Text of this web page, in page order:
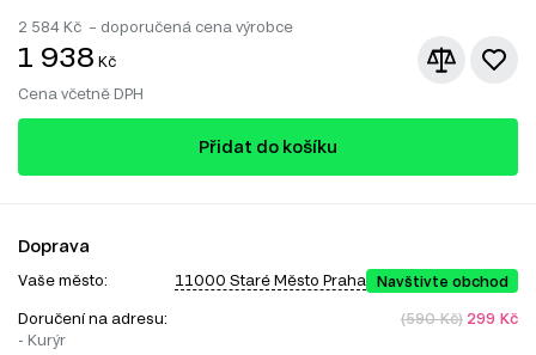
2 584 Kč – doporučená cena výrobce
1 938 Kč
Cena včetně DPH
Přidat do košíku
Doprava
Vaše město: 11000 Staré Město Praha Navštivte obchod
Doručení na adresu:
- Kurýr
(590 Kč) 299 Kč